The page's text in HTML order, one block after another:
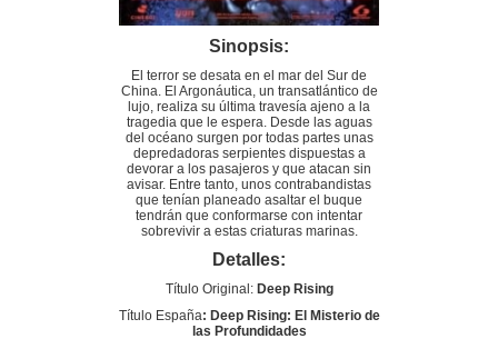
Sinopsis:
El terror se desata en el mar del Sur de
China. El Argonáutica, un transatlántico de
lujo, realiza su última travesía ajeno a la
tragedia que le espera. Desde las aguas
del océano surgen por todas partes unas
depredadoras serpientes dispuestas a
devorar a los pasajeros y que atacan sin
avisar. Entre tanto, unos contrabandistas
que tenían planeado asaltar el buque
tendrán que conformarse con intentar
sobrevivir a estas criaturas marinas.
Detalles:
Título Original: Deep Rising
Título España: Deep Rising: El Misterio de
las Profundidades